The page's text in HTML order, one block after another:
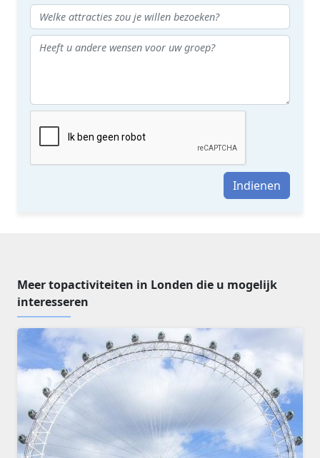
Indienen
Meer topactiviteiten in Londen die u mogelijk
interesseren